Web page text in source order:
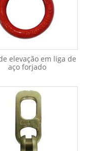
elevação em liga de
aço forjado